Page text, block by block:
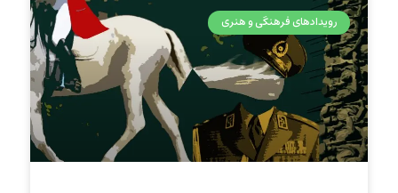
رویدادهای فرهنگی و هنری